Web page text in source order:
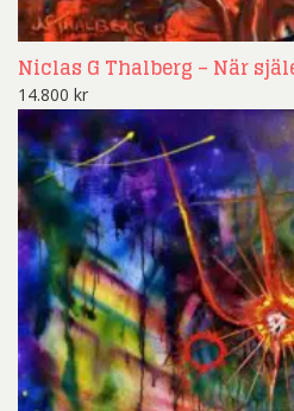
Niclas G Thalberg – När
14.800 kr